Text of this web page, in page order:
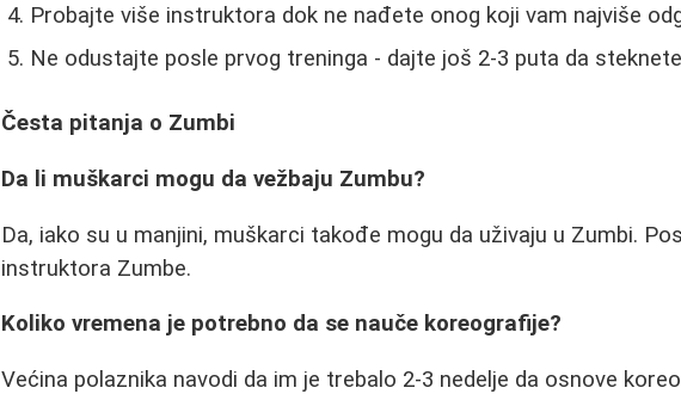
Probajte više instruktora dok ne nađete onog koji vam najviše
Ne odustajte posle prvog treninga - dajte još 2-3 puta da
Česta pitanja o Zumbi
Da li muškarci mogu da vežbaju Zumbu?
Da, iako su u manjini, muškarci takođe mogu da uživaju u Zumbi.
instruktora Zumbe.
Koliko vremena je potrebno da se nauče koreografije?
Većina polaznika navodi da im je trebalo 2-3 nedelje da osnove